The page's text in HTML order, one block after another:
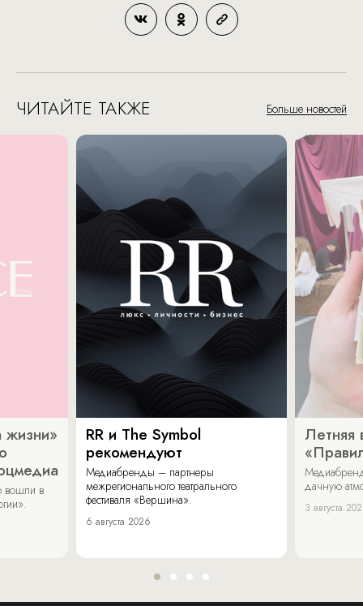
ЧИТАЙТЕ ТАКЖЕ Больше новостей
жизни»
вошли в
RR и The Symbol
рекомендуют
Медиабренды – партнеры
межрегионального театрального
фестиваля «Вершина».
6 августа 2026
Летняя
дачную
3 августа